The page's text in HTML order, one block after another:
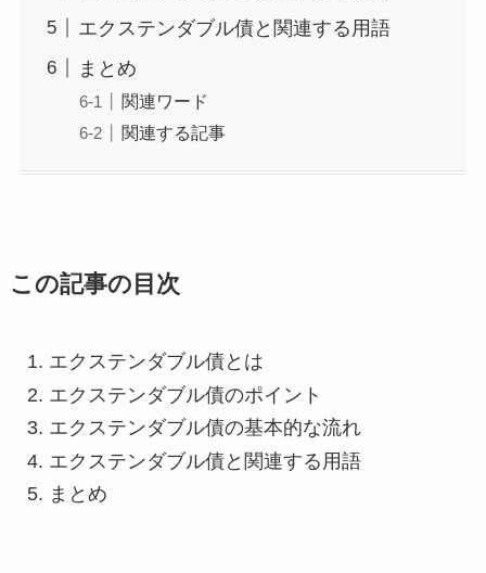
エクステンダブル債と関連する用語
まとめ
関連ワード
関連する記事
この記事の目次
エクステンダブル債とは
エクステンダブル債のポイント
エクステンダブル債の基本的な流れ
エクステンダブル債と関連する用語
まとめ